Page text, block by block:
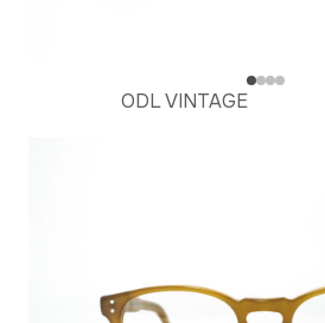
ODL VINTAGE